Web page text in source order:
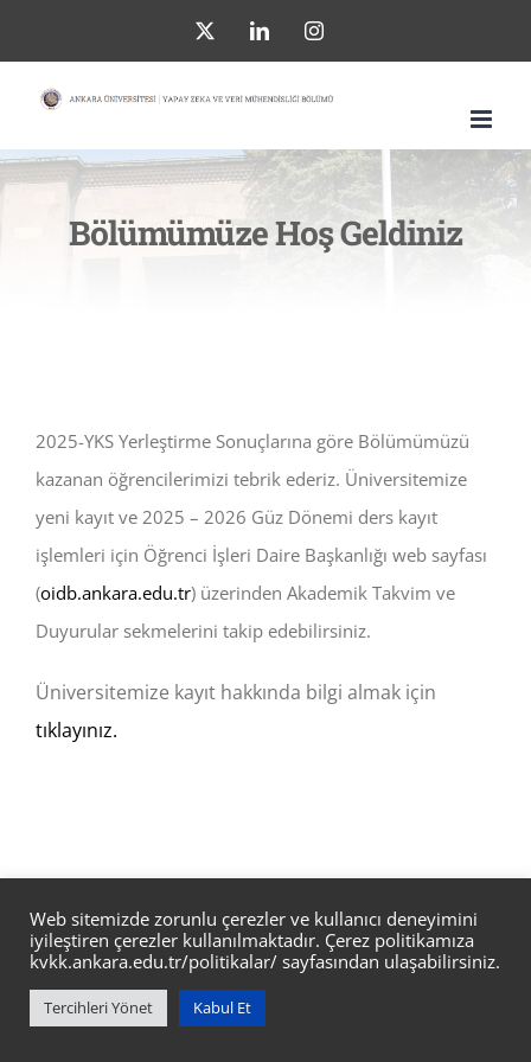
to
content
LinkedInInstagram
Bölümümüze Hoş Geldiniz
2025-YKS Yerleştirme Sonuçlarına göre Bölümümüzü
kazanan öğrencilerimizi tebrik ederiz. Üniversitemize
yeni kayıt ve 2025 – 2026 Güz Dönemi ders kayıt
işlemleri için Öğrenci İşleri Daire Başkanlığı web sayfası
(oidb.ankara.edu.tr) üzerinden Akademik Takvim ve
Duyurular sekmelerini takip edebilirsiniz.
Üniversitemize kayıt hakkında bilgi almak için
tıklayınız.
Ankara Üniverisitesi Mühendislik Fakültesi Yapay Zeka ve Veri
Mühendisliği Bölümü @ ANKARA ÜNİVERSİTESİ BİD
Web sitemizde zorunlu çerezler ve kullanıcı deneyimini
iyileştiren çerezler kullanılmaktadır. Çerez politikamıza
kvkk.ankara.edu.tr/politikalar/ sayfasından ulaşabilirsiniz.
Tercihleri Yönet Kabul Et